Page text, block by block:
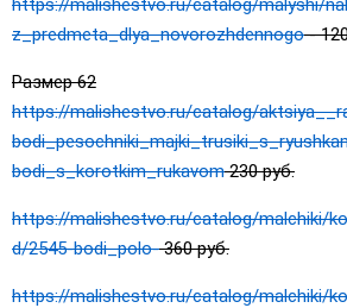
https://malishestvo.ru/catalog/malyshi/
z_predmeta_dlya_novorozhdennogo-
Размер 62
https://malishestvo.ru/catalog/
bodi_s_korotkim_rukavom230 руб.
https://malishestvo.ru/catalog/malchiki/
d/2545-bodi_polo-360 руб.
https://malishestvo.ru/catalog/malchiki/